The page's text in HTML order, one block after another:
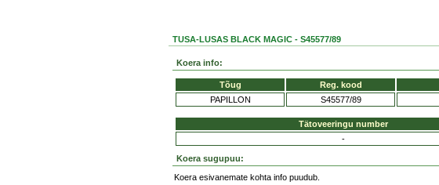
TUSA-LUSAS BLACK MAGIC - S45577/89
Koera info:
Tõug Reg. kood
PAPILLON
S45577/89
Tätoveeringu number
-
Koera sugupuu:
Koera esivanemate kohta info puudub.